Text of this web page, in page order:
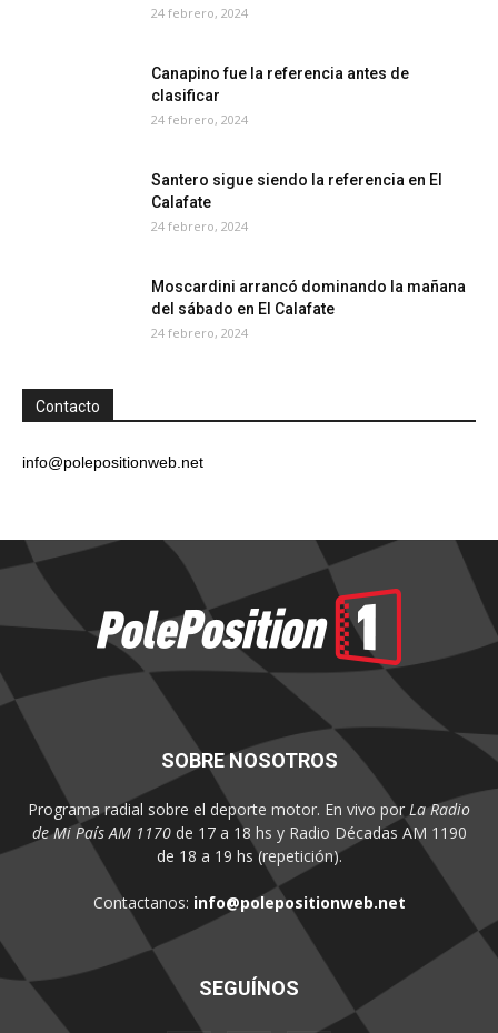
24 febrero, 2024
Canapino fue la referencia antes de
clasificar
24 febrero, 2024
Santero sigue siendo la referencia en El
Calafate
24 febrero, 2024
Moscardini arrancó dominando la mañana
del sábado en El Calafate
24 febrero, 2024
Contacto
info@polepositionweb.net
SOBRE NOSOTROS
Programa radial sobre el deporte motor. En vivo por La Radio
de Mi País AM 1170de 17 a 18 hs y Radio Décadas AM 1190
de 18 a 19 hs (repetición).
Contactanos: info@polepositionweb.net
SEGUÍNOS